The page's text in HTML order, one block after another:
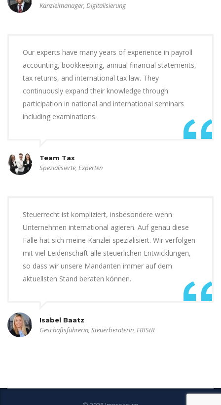
Kanzleimanager, Digitalisierung
Our experts have many years of experience in payroll
accounting, bookkeeping, annual financial statements,
tax returns, and international tax law. They
continuously expand their knowledge through
participation in national and international seminars
including examinations.
Team Tax
Spezialisierte, Experten
Steuerrecht ist kompliziert, insbesondere wenn
Unternehmen international agieren. Auf genau diese
Fälle hat sich meine Kanzlei spezialisiert. Wir verfolgen
mit viel Leidenschaft alle steuerlichen Entwicklungen,
so dass wir unsere Mandanten immer auf dem
aktuellsten Stand beraten können.
Isabel Baatz
Geschäftsführerin, Steuerberaterin, FBIStR